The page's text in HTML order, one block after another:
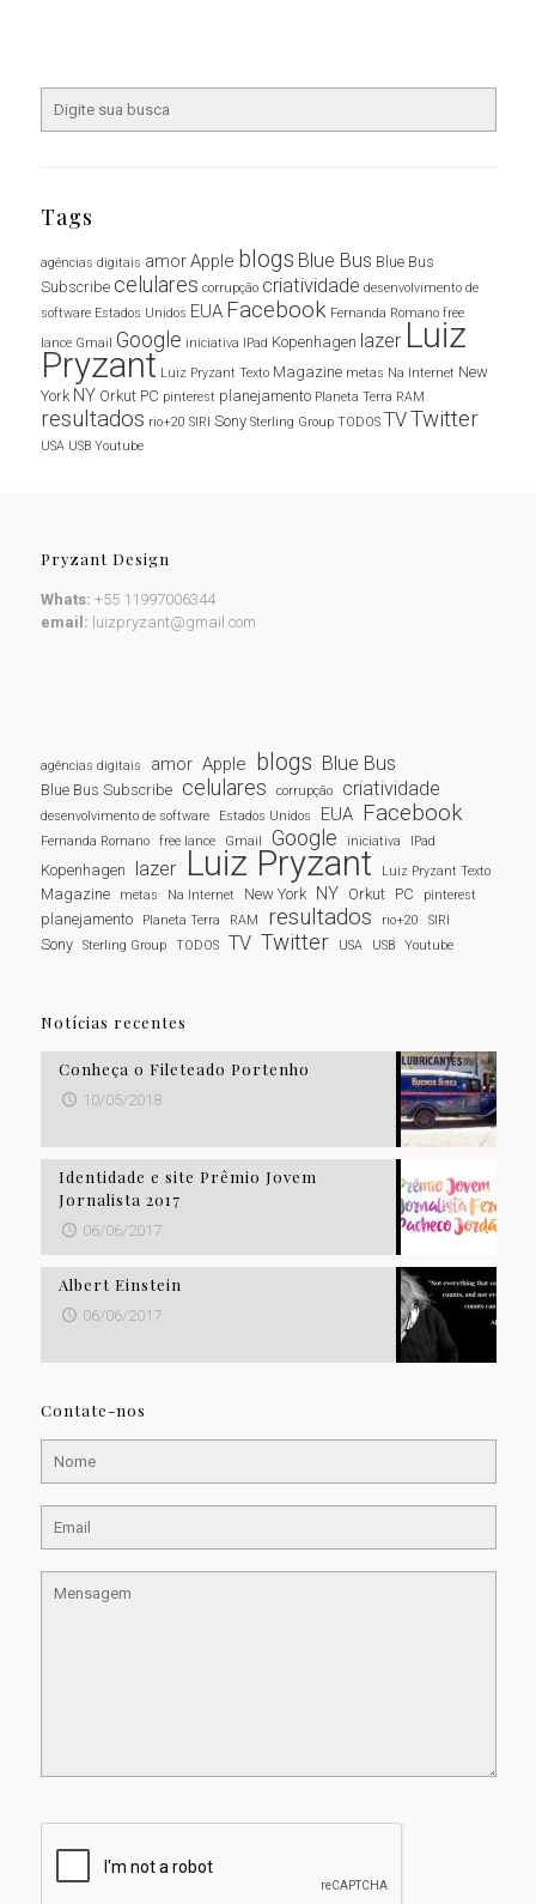
Tags
agências digitais amorApple blogs Blue Bus Blue Bus
Subscribe celulares corrupção criatividade desenvolvimento de
software Estados Unidos EUA Facebook Fernanda Romano free
lance Gmail Google iniciativa IPad Kopenhagen lazer Luiz
Pryzant Luiz Pryzant Texto Magazine metas Na Internet New
York NY Orkut PC pinterest planejamento Planeta Terra RAM
resultados rio+20 SIRI Sony Sterling Group TODOS TVTwitter
USA USB Youtube
Pryzant Design
Whats: +55 11997006344
email: luizpryzant@gmail.com
agências digitais amor Apple blogs Blue Bus
Blue Bus Subscribe celulares corrupção criatividade
desenvolvimento de software Estados Unidos EUA Facebook
Fernanda Romano free lance Gmail Google iniciativa IPad
Kopenhagen lazer Luiz Pryzant Luiz Pryzant Texto
Magazine metas Na Internet New York NY Orkut PC pinterest
planejamento Planeta Terra RAM resultados rio+20 SIRI
Sony Sterling Group TODOS TV Twitter USA USB Youtube
Notícias recentes
Conheça o Fileteado Portenho
10/05/2018
Identidade e site Prêmio Jovem
Jornalista 2017
06/06/2017
Albert Einstein
06/06/2017
Contate-nos